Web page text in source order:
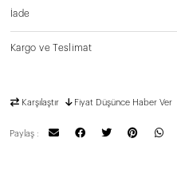
İade
Kargo ve Teslimat
Karşılaştır Fiyat Düşünce Haber Ver
Paylaş :